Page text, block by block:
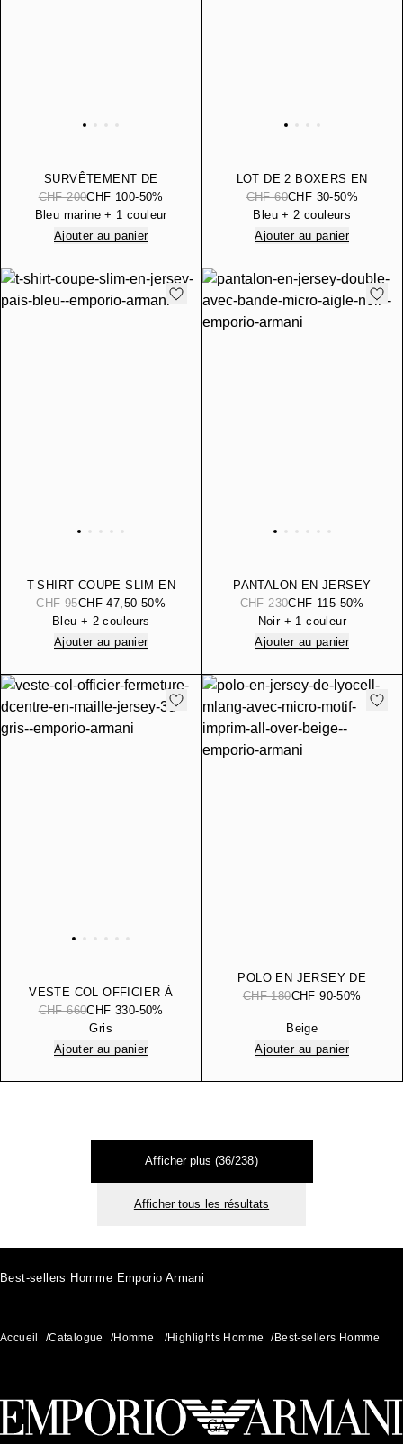
SURVÊTEMENT DE
DÉTENTE ZIPPÉ EN
JERSEY AVEC BANDE
CHF 200CHF 100-50%
Bleu marine + 1 couleur
Ajouter au panier
LOT DE 2 BOXERS EN
JERSEY IMPRIMÉ DE
DIFFÉRENTS MOTIFS
CHF 60CHF 30-50%
Bleu + 2 couleurs
Ajouter au panier
T-SHIRT COUPE SLIM EN
JERSEY ÉPAIS
CHF 95CHF 47,50-50%
Bleu + 2 couleurs
Ajouter au panier
PANTALON EN JERSEY
DOUBLE AVEC BANDE
MICRO AIGLE
CHF 230CHF 115-50%
Noir + 1 couleur
Ajouter au panier
VESTE COL OFFICIER À
FERMETURE DÉCENTRÉE
EN MAILLE JERSEY 3D
CHF 660CHF 330-50%
Gris
Ajouter au panier
POLO EN JERSEY DE
LYOCELL MÉLANGÉ AVEC
ALL OVER
CHF 180CHF 90-50%
Beige
Ajouter au panier
Afficher plus (36/238)
Afficher tous les résultats
Best-sellers Homme Emporio Armani
Accueil /Catalogue /Homme /Highlights Homme /Best-sellers Homme